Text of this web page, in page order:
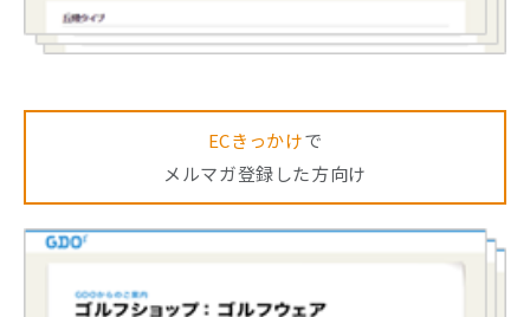
ECきっかけで
メルマガ登録した方向け